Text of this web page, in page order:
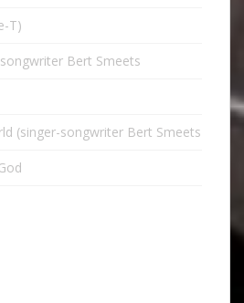
T)
Bert Smeets
(singer-songwriter Bert Smeets